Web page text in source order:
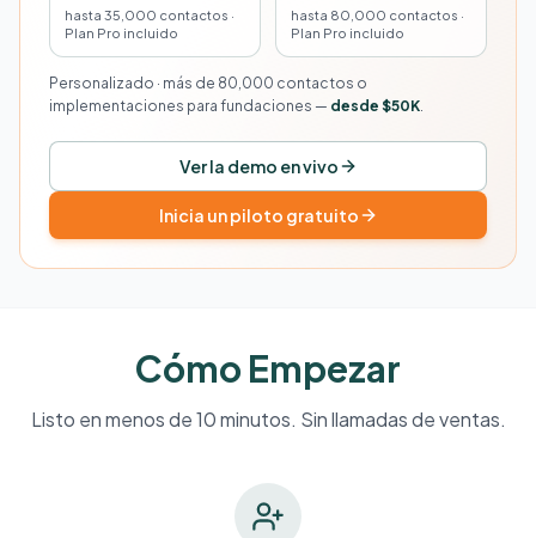
hasta 35,000 contactos ·
Plan Pro incluido
hasta 80,000 contactos ·
Plan Pro incluido
Personalizado · más de 80,000 contactos o
implementaciones para fundaciones — desde $50K.
Ver la demo en vivo
Inicia un piloto gratuito
Cómo Empezar
Listo en menos de 10 minutos. Sin llamadas de ventas.